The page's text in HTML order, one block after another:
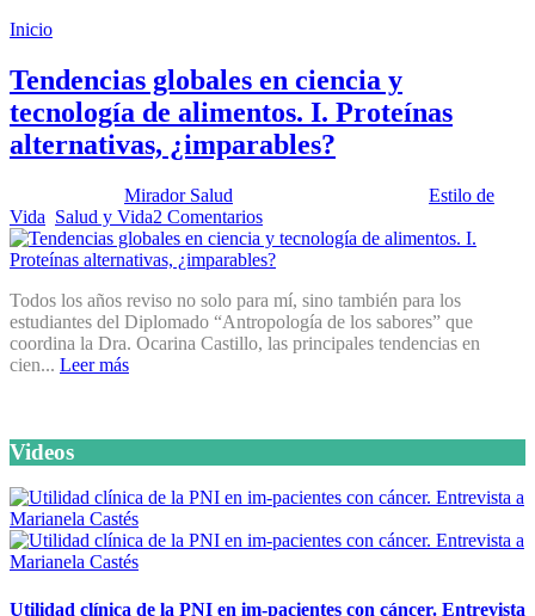
Inicio
Tendencias globales en ciencia y
tecnología de alimentos. I. Proteínas
alternativas, ¿imparables?
Mirador Salud
Estilo de
Vida Salud y Vida2 Comentarios
Todos los años reviso no solo para mí, sino también para los
estudiantes del Diplomado “Antropología de los sabores” que
coordina la Dra. Ocarina Castillo, las principales tendencias en
cien... Leer más
Videos
Utilidad clínica de la PNI en im-pacientes con cáncer. Entrevista